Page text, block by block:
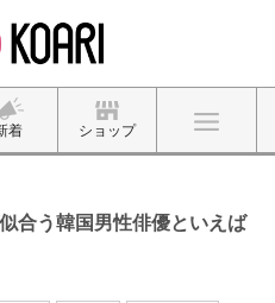
着 ショップ
合う韓国男性俳優といえば